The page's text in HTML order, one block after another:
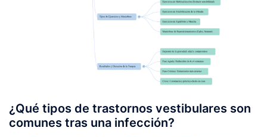
¿Qué tipos de trastornos vestibulares son
comunes tras una infección?